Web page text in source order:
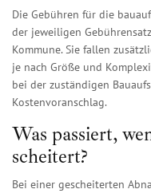
Die Gebühren für die
der jeweiligen
Kommune. Sie fallen
je nach Größe und
bei der zuständigen
Kostenvoranschlag.
Was passiert,
scheitert?
Bei einer gescheiterten